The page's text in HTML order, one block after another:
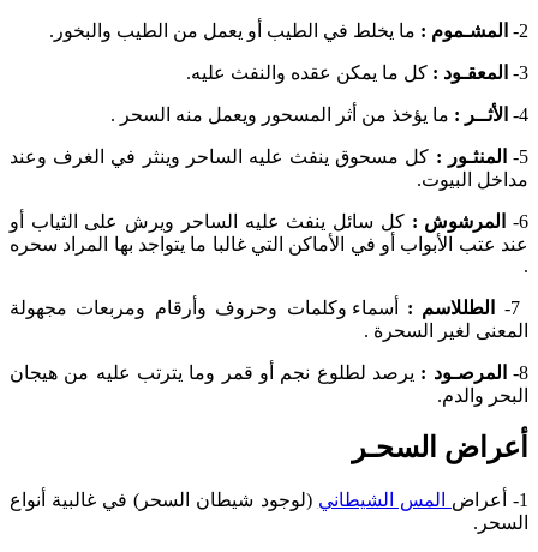
2- المشـموم : ما يخلط في الطيب أو يعمل من الطيب والبخور.
3- المعقـود : كل ما يمكن عقده والنفث عليه.
4- الأثــر : ما يؤخذ من أثر المسحور ويعمل منه السحر .
5- المنثـور : كل مسحوق ينفث عليه الساحر وينثر في الغرف وعند
مداخل البيوت.
6- المرشوش : كل سائل ينفث عليه الساحر ويرش على الثياب أو
عند عتب الأبواب أو في الأماكن التي غالبا ما يتواجد بها المراد سحره
.
7- الطللاسم :
أسماء وكلمات وحروف وأرقام ومربعات مجهولة
المعنى لغير السحرة .
8- المرصـود : يرصد لطلوع نجم أو قمر وما يترتب عليه من هيجان
البحر والدم.
أعراض السحـر
1- أعراض المس الشيطاني (لوجود شيطان السحر) في غالبية أنواع
السحر.